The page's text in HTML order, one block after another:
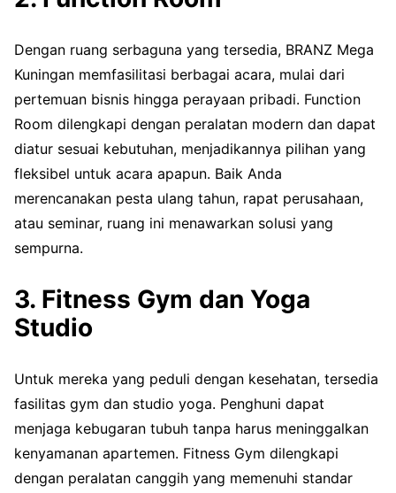
Dengan ruang serbaguna yang tersedia, BRANZ Mega
Kuningan memfasilitasi berbagai acara, mulai dari
pertemuan bisnis hingga perayaan pribadi. Function
Room dilengkapi dengan peralatan modern dan dapat
diatur sesuai kebutuhan, menjadikannya pilihan yang
fleksibel untuk acara apapun. Baik Anda
merencanakan pesta ulang tahun, rapat perusahaan,
atau seminar, ruang ini menawarkan solusi yang
sempurna.
3. Fitness Gym dan Yoga
Studio
Untuk mereka yang peduli dengan kesehatan, tersedia
fasilitas gym dan studio yoga. Penghuni dapat
menjaga kebugaran tubuh tanpa harus meninggalkan
kenyamanan apartemen. Fitness Gym dilengkapi
dengan peralatan canggih yang memenuhi standar